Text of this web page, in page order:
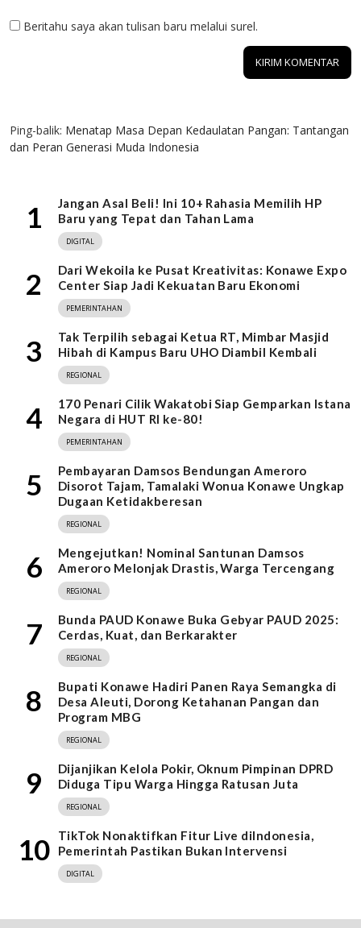
Beritahu saya akan tulisan baru melalui surel.
Ping-balik: Menatap Masa Depan Kedaulatan Pangan: Tantangan
dan Peran Generasi Muda Indonesia
1
Jangan Asal Beli! Ini 10+ Rahasia Memilih HP
Baru yang Tepat dan Tahan Lama
DIGITAL
2
Dari Wekoila ke Pusat Kreativitas: Konawe Expo
Center Siap Jadi Kekuatan Baru Ekonomi
PEMERINTAHAN
3
Tak Terpilih sebagai Ketua RT, Mimbar Masjid
Hibah di Kampus Baru UHO Diambil Kembali
REGIONAL
4
170 Penari Cilik Wakatobi Siap Gemparkan Istana
Negara di HUT RI ke-80!
PEMERINTAHAN
5
Pembayaran Damsos Bendungan Ameroro
Disorot Tajam, Tamalaki Wonua Konawe Ungkap
Dugaan Ketidakberesan
REGIONAL
6
Mengejutkan! Nominal Santunan Damsos
Ameroro Melonjak Drastis, Warga Tercengang
REGIONAL
7
Bunda PAUD Konawe Buka Gebyar PAUD 2025:
Cerdas, Kuat, dan Berkarakter
REGIONAL
8
Bupati Konawe Hadiri Panen Raya Semangka di
Desa Aleuti, Dorong Ketahanan Pangan dan
Program MBG
REGIONAL
9
Dijanjikan Kelola Pokir, Oknum Pimpinan DPRD
Diduga Tipu Warga Hingga Ratusan Juta
REGIONAL
10
TikTok Nonaktifkan Fitur Live diIndonesia,
Pemerintah Pastikan Bukan Intervensi
DIGITAL